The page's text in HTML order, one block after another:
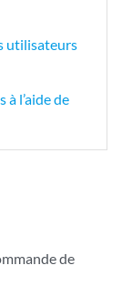
utilisateurs
l’aide de
de